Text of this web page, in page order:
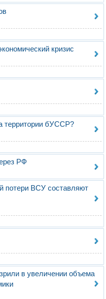
кризис
территории бУССР?
РФ
потери ВСУ составляют
в увеличении объема